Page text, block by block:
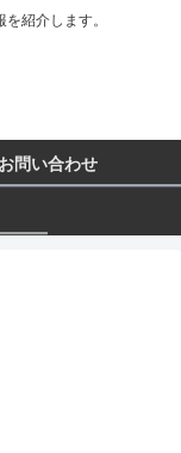
紹介します。
お問い合わせ